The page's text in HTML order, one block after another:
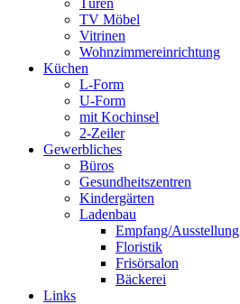
Türen
TV Möbel
Vitrinen
Wohnzimmereinrichtung
Küchen
L-Form
U-Form
mit Kochinsel
2-Zeiler
Gewerbliches
Büros
Gesundheitszentren
Kindergärten
Ladenbau
Empfang/Ausstellung
Floristik
Frisörsalon
Bäckerei
Links